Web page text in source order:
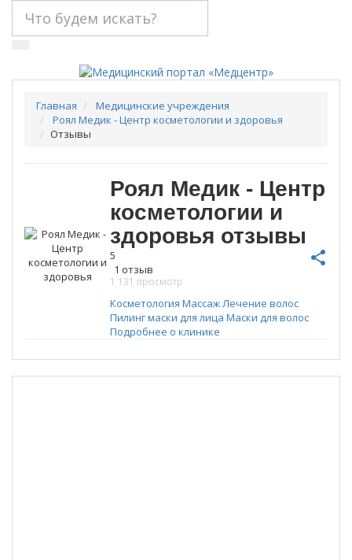
Главная
Медицинские учреждения
Роял Медик - Центр косметологии и здоровья
Отзывы
Роял Медик - Центр
косметологии и
здоровья отзывы
share
5
1 отзыв
1 131 просмотр
Косметология МассажЛечение волос
Пилингмаски для лица Маски для волос
Подробнее о клинике